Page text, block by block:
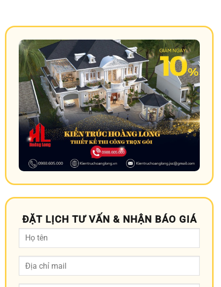
ĐẶT LỊCH TƯ VẤN & NHẬN BÁO GIÁ